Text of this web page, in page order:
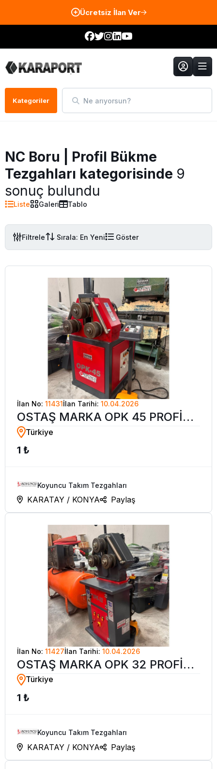
Ücretsiz İlan Ver
Kategoriler Ne arıyorsun?
NC Boru | Profil Bükme
Tezgahları kategorisinde 9
sonuç bulundu
Liste Galeri Tablo
Filtrele Sırala: En Yeni Göster
İlan No: 11431İlan Tarihi: 10.04.2026
OSTAŞ MARKA OPK 45 PROFİL
VE BORU BÜKME MAKİNASI
(DİJİTALLİ)
Türkiye
1 ₺
Koyuncu Takım Tezgahları
KARATAY / KONYA Paylaş
İlan No: 11427İlan Tarihi: 10.04.2026
OSTAŞ MARKA OPK 32 PROFİL
VE BORU BÜKME MAKİNASI
Türkiye
1 ₺
Koyuncu Takım Tezgahları
KARATAY / KONYA Paylaş